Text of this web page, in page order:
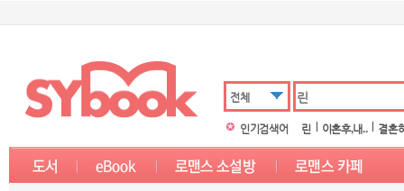
전체
인기검색어
린 이혼후,내.. 결혼